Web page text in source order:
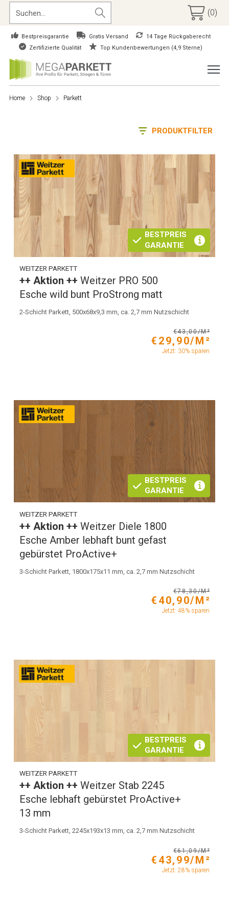
(0)
Bestpreisgarantie Gratis Versand
14 Tage Rückgaberecht
Zertifizierte Qualität
Top Kundenbewertungen (4,9 Sterne)
Home Shop Parkett
PRODUKTFILTER
BESTPREIS
GARANTIE
WEITZER PARKETT
++ Aktion ++Weitzer PRO 500
Esche wild bunt ProStrong matt
2-Schicht Parkett, 500x68x9,3 mm, ca. 2,7 mm Nutzschicht
€43,00/M²
€29,90/M²
Jetzt: 30% sparen
BESTPREIS
GARANTIE
WEITZER PARKETT
++ Aktion ++Weitzer Diele 1800
Esche Amber lebhaft bunt gefast
gebürstet ProActive+
3-Schicht Parkett, 1800x175x11 mm, ca. 2,7 mm Nutzschicht
€78,30/M²
€40,90/M²
Jetzt: 48% sparen
BESTPREIS
GARANTIE
WEITZER PARKETT
++ Aktion ++Weitzer Stab 2245
Esche lebhaft gebürstet ProActive+
13 mm
3-Schicht Parkett, 2245x193x13 mm, ca. 2,7 mm Nutzschicht
€61,09/M²
€43,99/M²
Jetzt: 28% sparen